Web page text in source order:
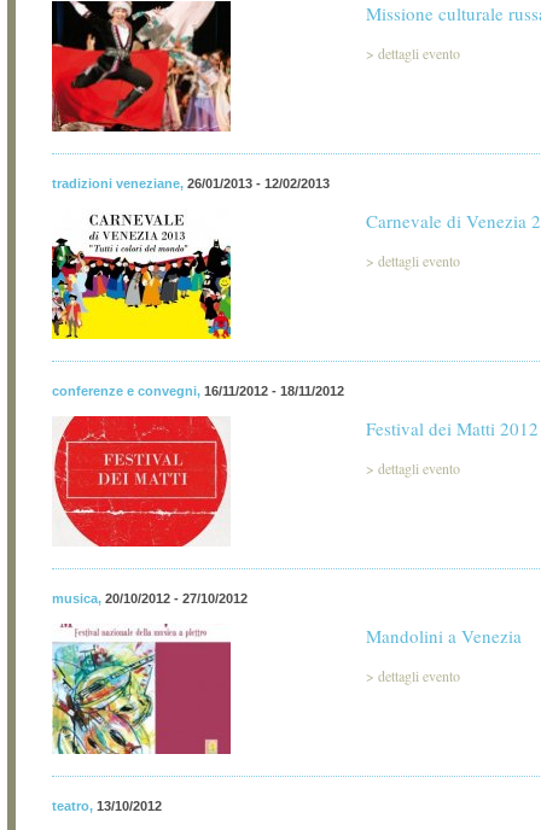
Missione culturale
> dettagli evento
tradizioni veneziane, 26/01/2013 - 12/02/2013
Carnevale di Venezia
> dettagli evento
conferenze e convegni, 16/11/2012 - 18/11/2012
Festival dei Matti
> dettagli evento
musica, 20/10/2012 - 27/10/2012
Mandolini a Venezia
> dettagli evento
teatro, 13/10/2012